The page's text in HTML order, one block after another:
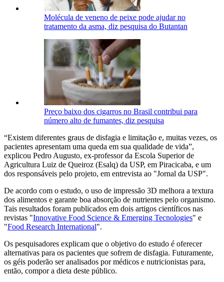
Molécula de veneno de peixe pode ajudar no
tratamento da asma, diz pesquisa do Butantan
Preço baixo dos cigarros no Brasil contribui para
número alto de fumantes, diz pesquisa
“Existem diferentes graus de disfagia e limitação e, muitas vezes, os
pacientes apresentam uma queda em sua qualidade de vida”,
explicou Pedro Augusto, ex-professor da Escola Superior de
Agricultura Luiz de Queiroz (Esalq) da USP, em Piracicaba, e um
dos responsáveis pelo projeto, em entrevista ao "Jornal da USP".
De acordo com o estudo, o uso de impressão 3D melhora a textura
dos alimentos e garante boa absorção de nutrientes pelo organismo.
Tais resultados foram publicados em dois artigos científicos nas
revistas "Innovative Food Science & Emerging Tecnologies" e
"Food Research International".
Os pesquisadores explicam que o objetivo do estudo é oferecer
alternativas para os pacientes que sofrem de disfagia. Futuramente,
os géis poderão ser analisados por médicos e nutricionistas para,
então, compor a dieta deste público.